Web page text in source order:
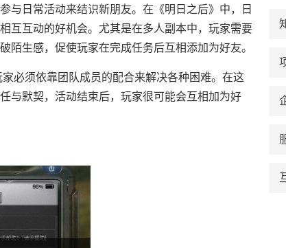
与日常活动来结识新朋友。在《明日之后》中，日
互互动的好机会。尤其是在多人副本中，玩家需要
陌生感，促使玩家在完成任务后互相添加为好友。
家必须依靠团队成员的配合来解决各种困难。在这
与默契，活动结束后，玩家很可能会互相加为好